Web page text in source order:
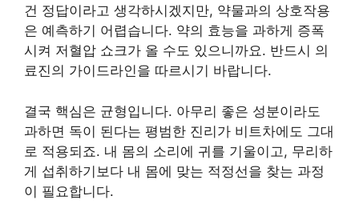
건 정답이라고 생각하시겠지만, 약물과의 상호작용
은 예측하기 어렵습니다. 약의 효능을 과하게 증폭
시켜 저혈압 쇼크가 올 수도 있으니까요. 반드시 의
료진의 가이드라인을 따르시기 바랍니다.
결국 핵심은 균형입니다. 아무리 좋은 성분이라도
과하면 독이 된다는 평범한 진리가 비트차에도 그대
로 적용되죠. 내 몸의 소리에 귀를 기울이고, 무리하
게 섭취하기보다 내 몸에 맞는 적정선을 찾는 과정
이 필요합니다.